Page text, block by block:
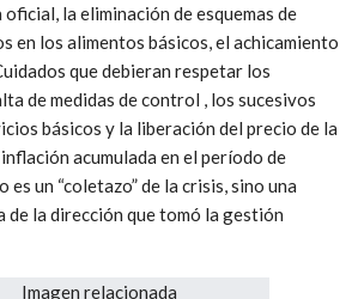
la eliminación de esquemas de
en los alimentos básicos, el achicamiento
que debieran respetar los
de medidas de control , los sucesivos
básicos y la liberación del precio de la
acumulada en el período de
un “coletazo” de la crisis, sino una
de la dirección que tomó la gestión